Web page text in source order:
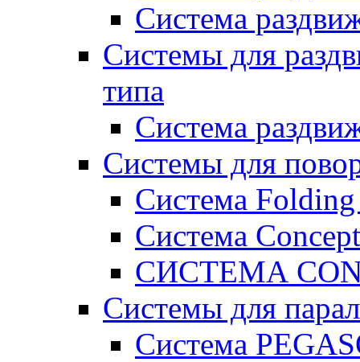
Система
Системы для
типа
Система
Системы для
Система
Система
СИСТЕМА
Системы для
Система